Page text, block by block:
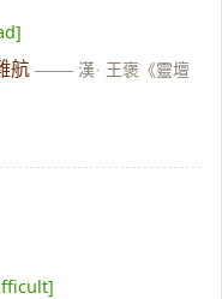
航 —— 漢· 王褒《靈壇